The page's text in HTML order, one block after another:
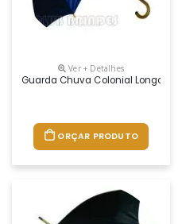
Ver + Detalhes
Guarda Chuva Colonial Longo,
ORÇAR PRODUTO